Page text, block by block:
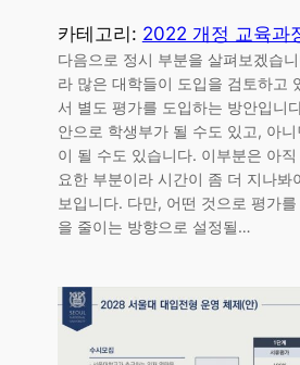
카테고리: 2022 개정 교육과
다음으로 정시 부분을 살펴보겠습
라 많은 대학들이 도입을 검토하고
서 별도 평가를 도입하는 방안입니
안으로 학생부가 될 수도 있고, 아
이 될 수도 있습니다. 이부분은 아
요한 부분이라 시간이 좀 더 지나봐
보입니다. 다만, 어떤 것으로 평가
을 줄이는 방향으로 설정될…